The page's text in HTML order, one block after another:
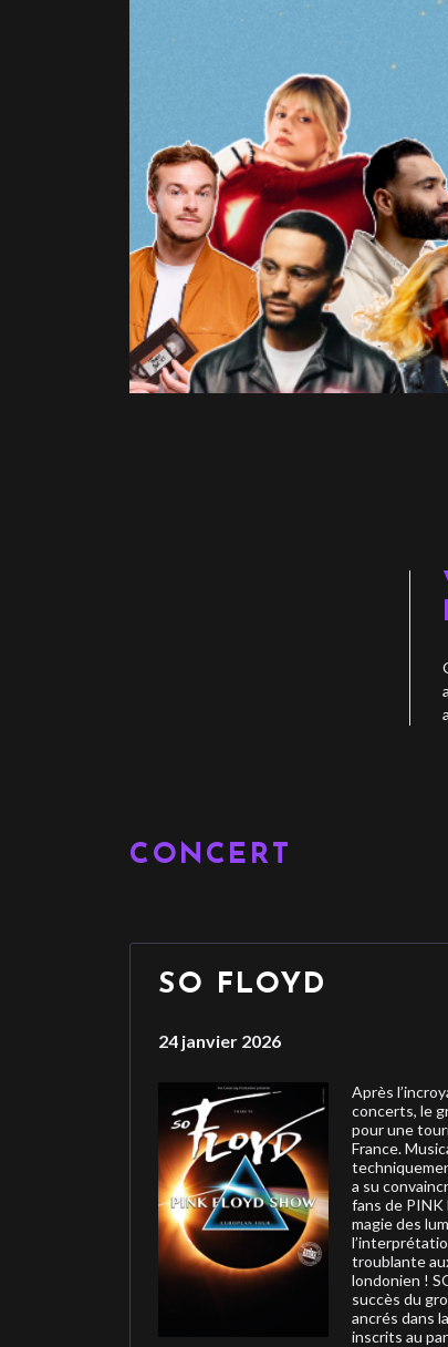
CONCERT
SO FLOYD
24 janvier 2026
Après
concerts, le
pour une
France.
a su
fans de PINK
magie des
troublante
londonien !
succès du
ancrés dans
inscrits au